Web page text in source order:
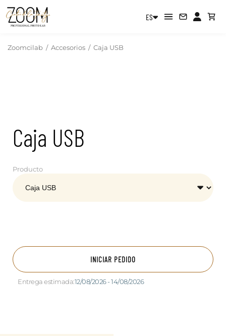
ES
Zoomcilab / Accesorios / Caja USB
Caja USB
Producto
INICIAR PEDIDO
Entrega estimada:12/08/2026 - 14/08/2026